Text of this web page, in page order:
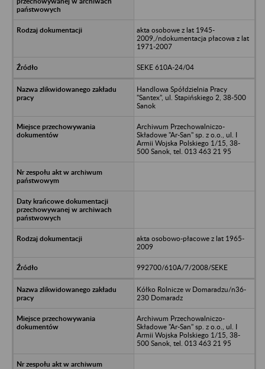
akta osobowe z lat 1945-
2009,/ndokumentacja płacowa z lat
1971-2007
SEKE 610A-24/04
Handlowa Spółdzielnia Pracy
"Santex", ul. Stapińskiego 2, 38-500
Sanok
Archiwum Przechowalniczo-
Składowe "Ar-San" sp. z o.o., ul. I
Armii Wojska Polskiego 1/15, 38-
500 Sanok, tel. 013 463 21 95
akta osobowo-płacowe z lat 1965-
2009
992700/610A/7/2008/SEKE
Kółko Rolnicze w Domaradzu/n36-
230 Domaradz
Archiwum Przechowalniczo-
Składowe "Ar-San" sp. z o.o., ul. I
Armii Wojska Polskiego 1/15, 38-
500 Sanok, tel. 013 463 21 95